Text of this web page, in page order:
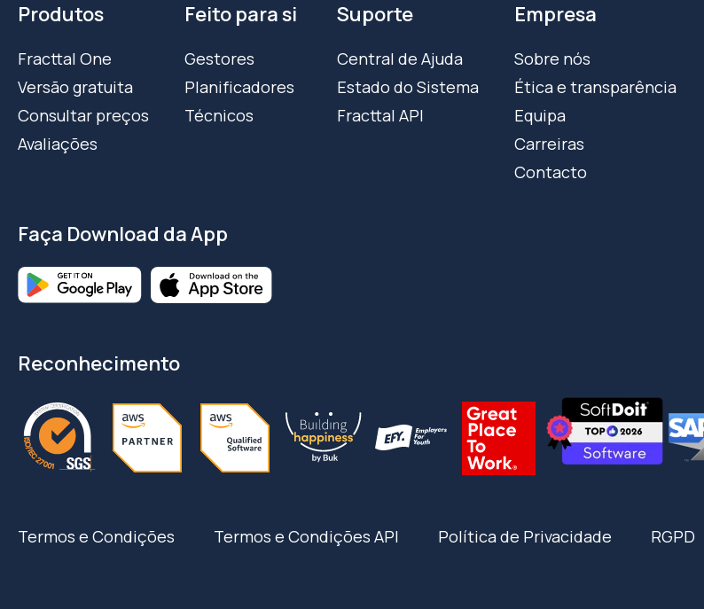
Produtos
Fracttal One
Versão gratuita
Consultar preços
Avaliações
Feito para si
Gestores
Planificadores
Técnicos
Suporte
Central de Ajuda
Estado do Sistema
Fracttal API
Empresa
Sobre nós
Ética e transparência
Equipa
Carreiras
Contacto
Faça Download da App
Reconhecimento
Termos e Condições Termos e Condições API Política de Privacidade RGPD